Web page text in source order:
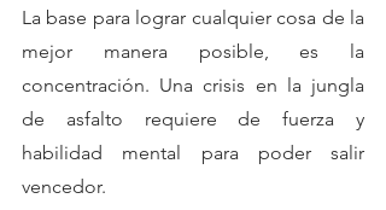
La base para lograr cualquier cosa de la
mejor manera posible, es la
concentración. Una crisis en la jungla
de asfalto requiere de fuerza y
habilidad mental para poder salir
vencedor.